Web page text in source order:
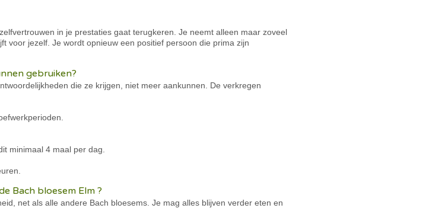
in je prestaties gaat terugkeren. Je neemt alleen maar zoveel
voor jezelf. Je wordt opnieuw een positief persoon die prima zijn
gebruiken?
die ze krijgen, niet meer aankunnen. De verkregen
minimaal 4 maal per dag.
Bach bloesem Elm ?
net als alle andere Bach bloesems. Je mag alles blijven verder eten en